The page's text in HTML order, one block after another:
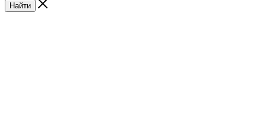
Найти